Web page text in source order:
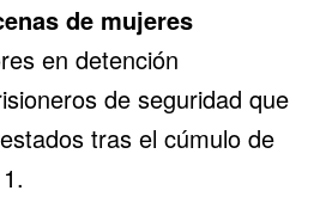
de mujeres
en detención
de seguridad que
tras el cúmulo de